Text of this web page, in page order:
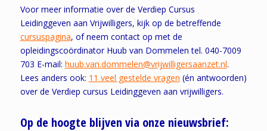
Voor meer informatie over de Verdiep Cursus
Leidinggeven aan Vrijwilligers, kijk op de betreffende
cursuspagina, of neem contact op met de
opleidingscoördinator Huub van Dommelen tel. 040-7009
703 E-mail: huub.van.dommelen@vrijwilligersaanzet.nl.
Lees anders ook: 11 veel gestelde vragen (én antwoorden)
over de Verdiep cursus Leidinggeven aan vrijwilligers.
Op de hoogte blijven via onze nieuwsbrief: